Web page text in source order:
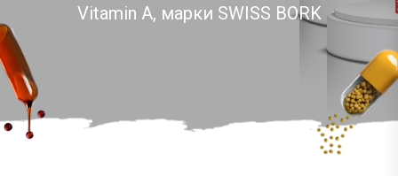
Vitamin A, марки SWISS BORK